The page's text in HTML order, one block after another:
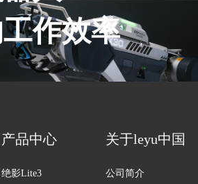
作效率
产品中心
绝影Lite3
关于leyu中国
公司简介